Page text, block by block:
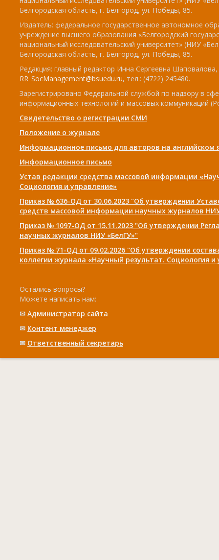
Белгородская область, г. Белгород, ул. Победы, 85.
Издатель: федеральное государственное автономное
учреждение высшего образования «Белгородский
национальный исследовательский университет» (НИУ
Белгородская область, г. Белгород, ул. Победы, 85.
Редакция: главный редактор Инна Сергеевна
RR_SocManagement@bsuedu.ru, тел.: (4722) 245480.
Зарегистрировано Федеральной службой по надзору в
информационных технологий и массовых коммуникаций
Свидетельство о регистрации СМИ
Положение о журнале
Информационное письмо для авторов на английском
Информационное письмо
Устав редакции средства массовой информации
Социология и управление»
Приказ № 636-ОД от 30.06.2023 "Об утверждении
средств массовой информации научных журналов
Приказ № 1097-ОД от 15.11.2023 "Об утверждении
научных журналов НИУ «БелГУ»"
Приказ № 71-ОД от 09.02.2026 "Об утверждении
коллегии журнала «Научный результат. Социология и
Остались вопросы?
Можете написать нам:
✉ Администратор сайта
✉ Контент менеджер
✉ Ответственный cекретарь